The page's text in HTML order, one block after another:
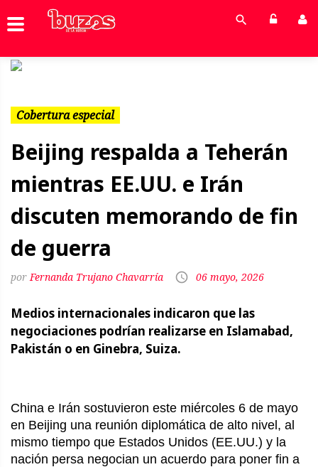
Cobertura especial
Beijing respalda a Teherán
mientras EE.UU. e Irán
discuten memorando de fin
de guerra
Fernanda Trujano Chavarría 06 mayo, 2026
Medios internacionales indicaron que las
negociaciones podrían realizarse en Islamabad,
Pakistán o en Ginebra, Suiza.
China e Irán sostuvieron este miércoles 6 de mayo
en Beijing una reunión diplomática de alto nivel, al
mismo tiempo que Estados Unidos (EE.UU.) y la
nación persa negocian un acuerdo para poner fin a